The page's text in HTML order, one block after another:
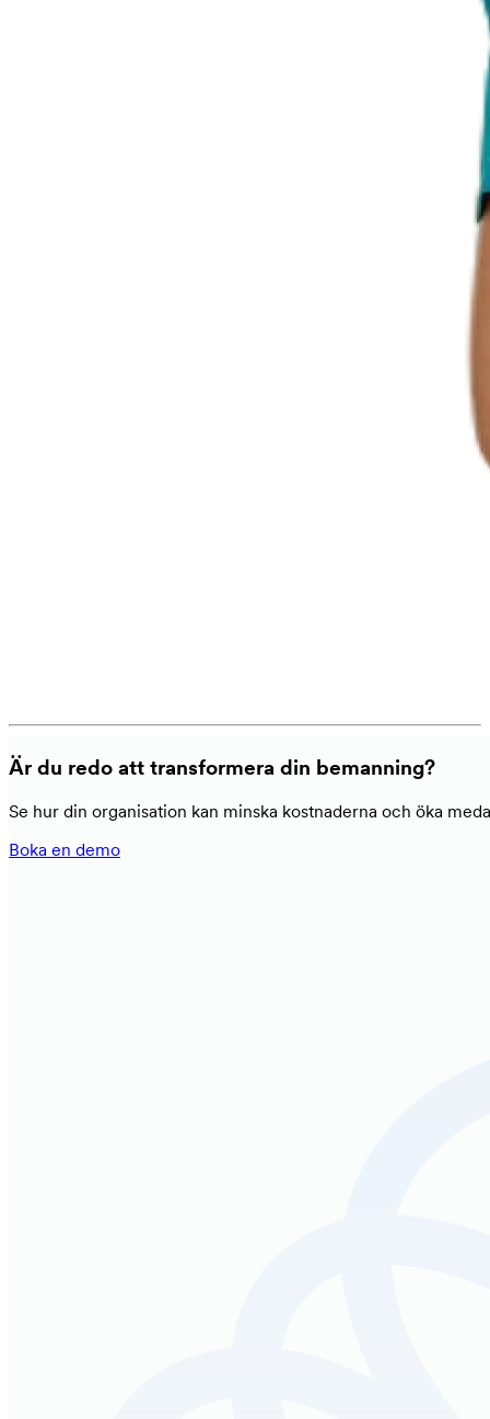
Är du redo att transformera din bemanning?
Se hur din organisation kan minska kostnaderna och öka
Boka en demo